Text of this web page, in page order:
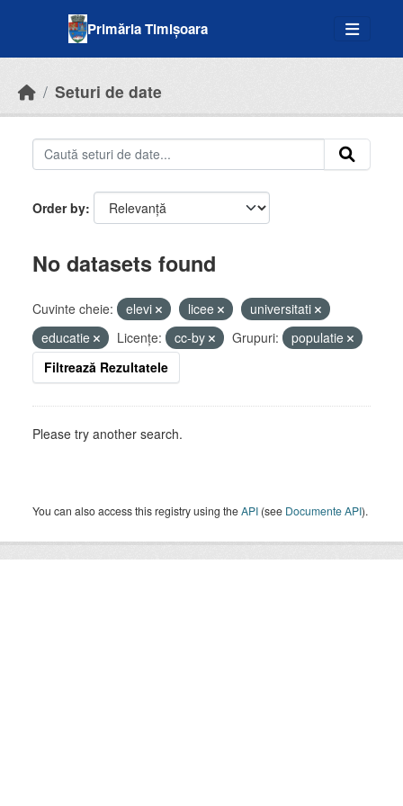
Primăria Timișoara
Seturi de date
Order by
No datasets found
Cuvinte cheie: elevi licee
universitati
educatie
Licenţe: cc-by Grupuri:
populatie
Filtrează Rezultatele
Please try another search.
You can also access this registry using theAPI (see Documente API).